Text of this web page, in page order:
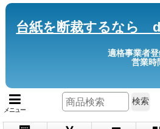
台紙を断裁するなら
適格事業者
営業時
メニュー
検索